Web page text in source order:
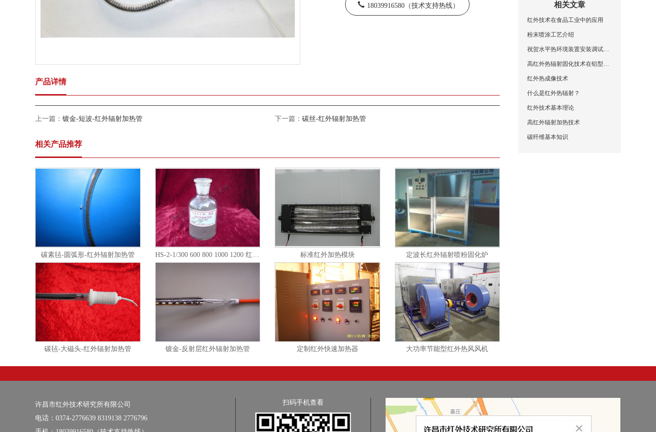
相关文章
红外技术在食品工业中的应用
粉末喷涂工艺介绍
祝贺水平热环境装置安装调试成功
高红外热辐射固化技术在铝型材喷涂中的应用
红外热成像技术
什么是红外热辐射？
红外技术基本理论
高红外辐射加热技术
碳纤维基本知识
18039916580（技术支持热线）
产品详情
上一篇： 镀金-短波-红外辐射加热管 下一篇： 碳丝-红外辐射加热管
相关产品推荐
碳素毡-圆弧形-红外辐射加热管 标准红外加热模块 定波长红外辐射喷粉固化炉
碳毡-大磁头-红外辐射加热管 镀金-反射层红外辐射加热管 定制红外快速加热器 大功率节能型红外热风风机
许昌市红外技术研究所有限公司
电话：0374-2776639 8319138 2776796
扫码手机查看